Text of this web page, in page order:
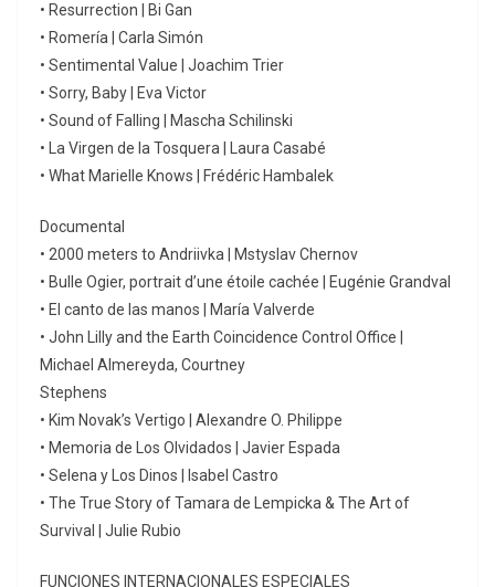
• Resurrection | Bi Gan
• Romería | Carla Simón
• Sentimental Value | Joachim Trier
• Sorry, Baby | Eva Victor
• Sound of Falling | Mascha Schilinski
• La Virgen de la Tosquera | Laura Casabé
• What Marielle Knows | Frédéric Hambalek
Documental
• 2000 meters to Andriivka | Mstyslav Chernov
• Bulle Ogier, portrait d’une étoile cachée | Eugénie Grandval
• El canto de las manos | María Valverde
• John Lilly and the Earth Coincidence Control Office |
Michael Almereyda, Courtney
Stephens
• Kim Novak’s Vertigo | Alexandre O. Philippe
• Memoria de Los Olvidados | Javier Espada
• Selena y Los Dinos | Isabel Castro
• The True Story of Tamara de Lempicka & The Art of
Survival | Julie Rubio
FUNCIONES INTERNACIONALES ESPECIALES